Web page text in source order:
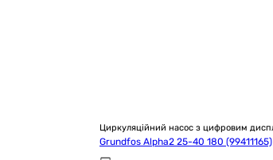
Циркуляційний насос з цифровим
Grundfos Alpha2 25-40 180 (99411165)